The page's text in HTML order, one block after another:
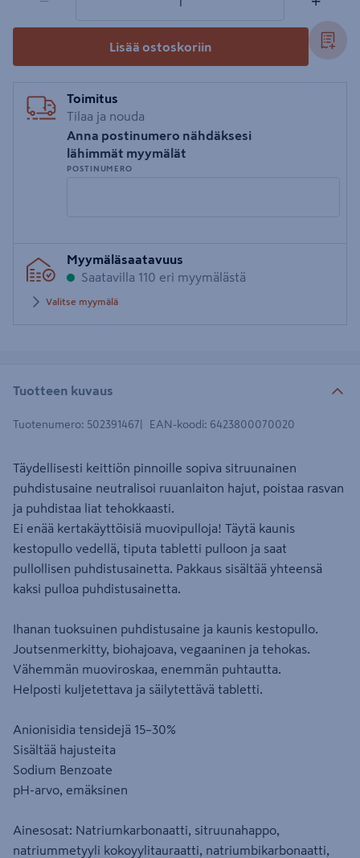
Lisää ostoskoriin
Toimitus
Tilaa ja nouda
Anna postinumero nähdäksesi
lähimmät myymälät
POSTINUMERO
postinumero
Myymäläsaatavuus
Saatavilla 110 eri myymälästä
Valitse myymälä
Tuotteen kuvaus
Tuotenumero: 502391467 EAN-koodi: 6423800070020
Täydellisesti keittiön pinnoille sopiva sitruunainen
puhdistusaine neutralisoi ruuanlaiton hajut, poistaa rasvan
ja puhdistaa liat tehokkaasti.
Ei enää kertakäyttöisiä muovipulloja! Täytä kaunis
kestopullo vedellä, tiputa tabletti pulloon ja saat
pullollisen puhdistusainetta. Pakkaus sisältää yhteensä
kaksi pulloa puhdistusainetta.
Ihanan tuoksuinen puhdistusaine ja kaunis kestopullo.
Joutsenmerkitty, biohajoava, vegaaninen ja tehokas.
Vähemmän muoviroskaa, enemmän puhtautta.
Helposti kuljetettava ja säilytettävä tabletti.
Anionisidia tensidejä 15–30%
Sisältää hajusteita
Sodium Benzoate
pH-arvo, emäksinen
Ainesosat: Natriumkarbonaatti, sitruunahappo,
natriummetyyli kokoyylitauraatti, natriumbikarbonaatti,